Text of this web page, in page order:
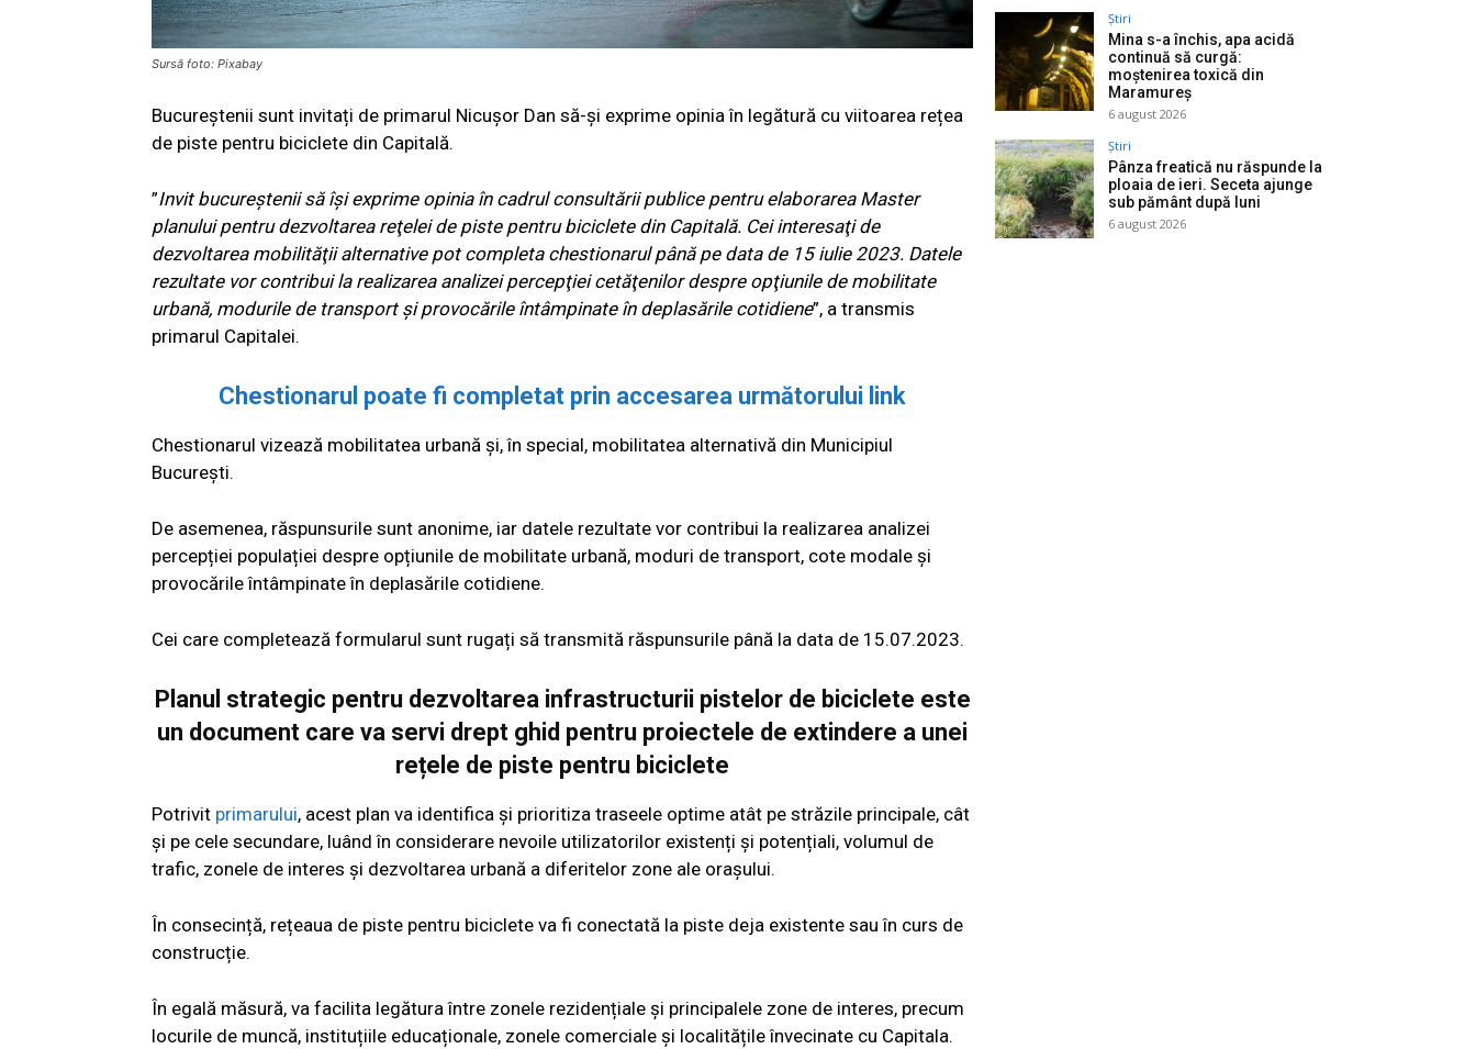
Sursă foto: Pixabay
Bucureștenii sunt invitați de primarul Nicușor Dan să-și exprime opinia în legătură cu viitoarea rețea
de piste pentru biciclete din Capitală.
”Invit bucureştenii să îşi exprime opinia în cadrul consultării publice pentru elaborarea Master
planului pentru dezvoltarea reţelei de piste pentru biciclete din Capitală. Cei interesaţi de
dezvoltarea mobilităţii alternative pot completa chestionarul până pe data de 15 iulie 2023. Datele
rezultate vor contribui la realizarea analizei percepţiei cetăţenilor despre opţiunile de mobilitate
urbană, modurile de transport şi provocările întâmpinate în deplasările cotidiene”, a transmis
primarul Capitalei.
Chestionarul poate fi completat prin accesarea următorului link
Chestionarul vizează mobilitatea urbană și, în special, mobilitatea alternativă din Municipiul
București.
De asemenea, răspunsurile sunt anonime, iar datele rezultate vor contribui la realizarea analizei
percepției populației despre opțiunile de mobilitate urbană, moduri de transport, cote modale și
provocările întâmpinate în deplasările cotidiene.
Cei care completează formularul sunt rugați să transmită răspunsurile până la data de 15.07.2023.
Planul strategic pentru dezvoltarea infrastructurii pistelor de biciclete este
un document care va servi drept ghid pentru proiectele de extindere a unei
rețele de piste pentru biciclete
Potrivit primarului, acest plan va identifica și prioritiza traseele optime atât pe străzile principale, cât
și pe cele secundare, luând în considerare nevoile utilizatorilor existenți și potențiali, volumul de
trafic, zonele de interes și dezvoltarea urbană a diferitelor zone ale orașului.
În consecință, rețeaua de piste pentru biciclete va fi conectată la piste deja existente sau în curs de
construcție.
În egală măsură, va facilita legătura între zonele rezidențiale și principalele zone de interes, precum
locurile de muncă, instituțiile educaționale, zonele comerciale și localitățile învecinate cu Capitala.
Știri
Mina s-a închis, apa acidă
continuă să curgă:
moștenirea toxică din
Maramureș
6 august 2026
Știri
Pânza freatică nu răspunde la
ploaia de ieri. Seceta ajunge
sub pământ după luni
6 august 2026